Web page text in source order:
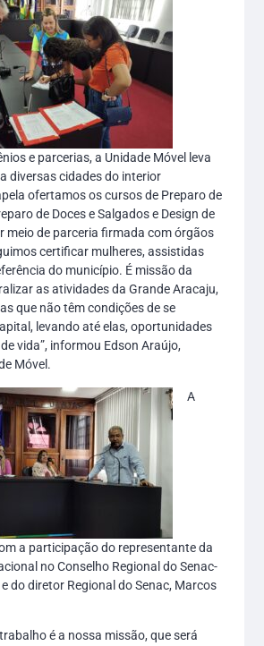
e parcerias, a Unidade Móvel leva
diversas cidades do interior
ofertamos os cursos de Preparo de
de Doces e Salgados e Design de
meio de parceria firmada com órgãos
certificar mulheres, assistidas
do município. É missão da
as atividades da Grande Aracaju,
que não têm condições de se
levando até elas, oportunidades
vida”, informou Edson Araújo,
Móvel.
A
a participação do representante da
no Conselho Regional do Senac-
e do diretor Regional do Senac, Marcos
é a nossa missão, que será